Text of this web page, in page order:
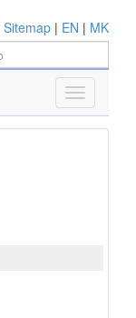
Sitemap | EN | MK